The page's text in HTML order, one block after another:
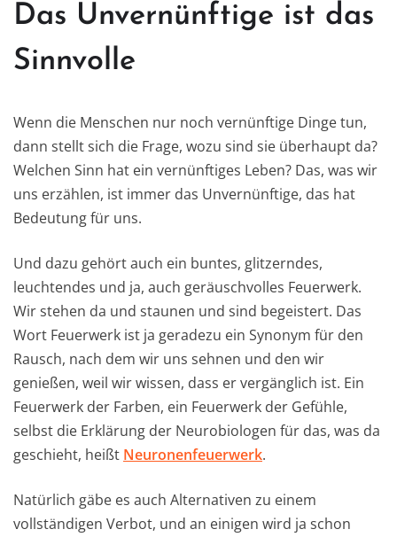
Das Unvernünftige ist das
Sinnvolle
Wenn die Menschen nur noch vernünftige Dinge tun,
dann stellt sich die Frage, wozu sind sie überhaupt da?
Welchen Sinn hat ein vernünftiges Leben? Das, was wir
uns erzählen, ist immer das Unvernünftige, das hat
Bedeutung für uns.
Und dazu gehört auch ein buntes, glitzerndes,
leuchtendes und ja, auch geräuschvolles Feuerwerk.
Wir stehen da und staunen und sind begeistert. Das
Wort Feuerwerk ist ja geradezu ein Synonym für den
Rausch, nach dem wir uns sehnen und den wir
genießen, weil wir wissen, dass er vergänglich ist. Ein
Feuerwerk der Farben, ein Feuerwerk der Gefühle,
selbst die Erklärung der Neurobiologen für das, was da
geschieht, heißt Neuronenfeuerwerk.
Natürlich gäbe es auch Alternativen zu einem
vollständigen Verbot, und an einigen wird ja schon